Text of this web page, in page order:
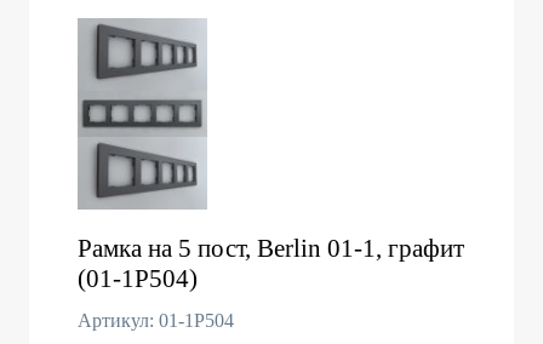
Рамка на 5 пост, Berlin 01-1, графит
(01-1P504)
Артикул: 01-1P504